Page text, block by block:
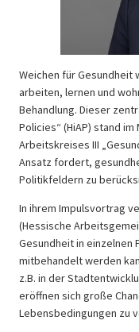
Weichen für Gesundheit
arbeiten, lernen und
Behandlung. Dieser
Policies“ (HiAP) stand
Arbeitskreises III
Ansatz fordert,
Politikfeldern zu
In ihrem Impulsvortrag
(Hessische
Gesundheit in
mitbehandelt werden
z.B. in der
eröffnen sich große
Lebensbedingungen zu